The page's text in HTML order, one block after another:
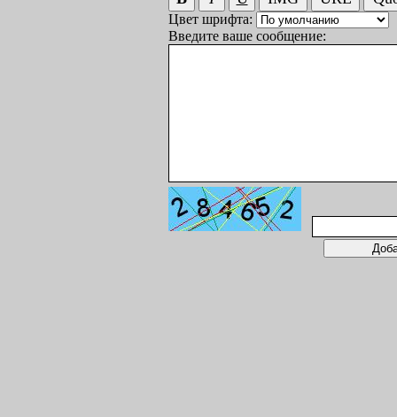
Цвет шрифта:
Введите ваше сообщение: